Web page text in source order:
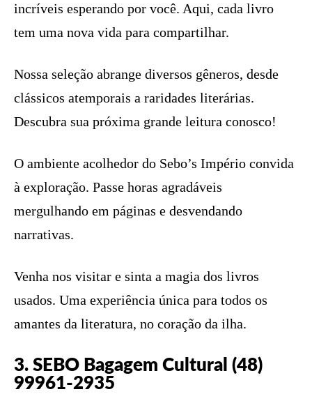
incríveis esperando por você. Aqui, cada livro
tem uma nova vida para compartilhar.
Nossa seleção abrange diversos gêneros, desde
clássicos atemporais a raridades literárias.
Descubra sua próxima grande leitura conosco!
O ambiente acolhedor do Sebo’s Império convida
à exploração. Passe horas agradáveis
mergulhando em páginas e desvendando
narrativas.
Venha nos visitar e sinta a magia dos livros
usados. Uma experiência única para todos os
amantes da literatura, no coração da ilha.
3. SEBO Bagagem Cultural (48)
99961-2935